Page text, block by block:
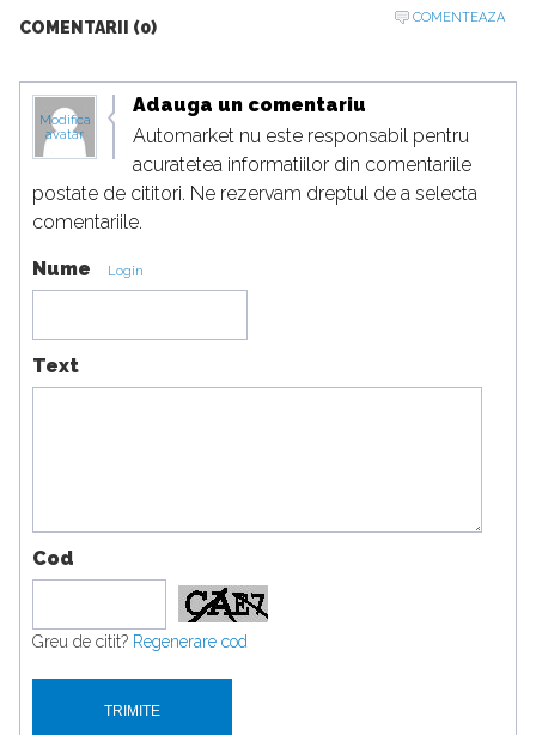
COMENTARII (0)
COMENTEAZA
Modifica
avatar
Adauga un comentariu
Automarket nu este responsabil pentru
acuratetea informatiilor din comentariile
postate de cititori. Ne rezervam dreptul de a selecta
comentariile.
Nume Login
Text
Cod
Greu de citit? Regenerare cod